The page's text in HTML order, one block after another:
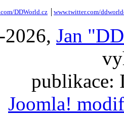
DDWorld.cz www.twitter.com/
Jan
publikace:
Joomla!